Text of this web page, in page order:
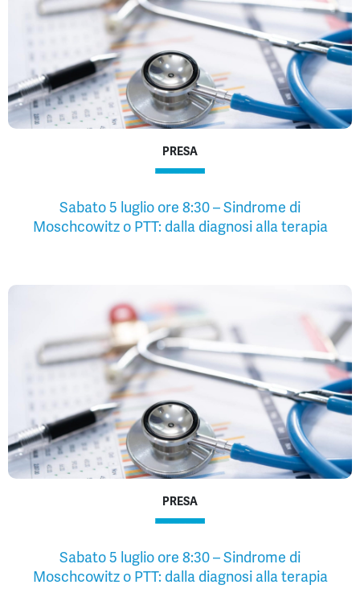
PRESA
Sabato 5 luglio ore 8:30 – Sindrome di
Moschcowitz o PTT: dalla diagnosi alla terapia
PRESA
Sabato 5 luglio ore 8:30 – Sindrome di
Moschcowitz o PTT: dalla diagnosi alla terapia